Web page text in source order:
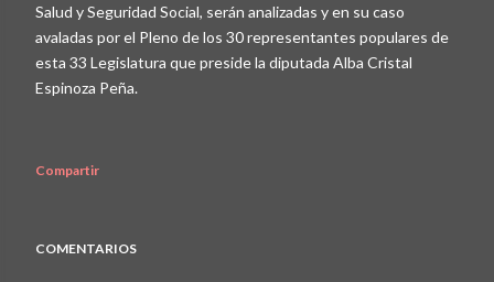
Salud y Seguridad Social, serán analizadas y en su caso
avaladas por el Pleno de los 30 representantes populares de
esta 33 Legislatura que preside la diputada Alba Cristal
Espinoza Peña.
Compartir
COMENTARIOS